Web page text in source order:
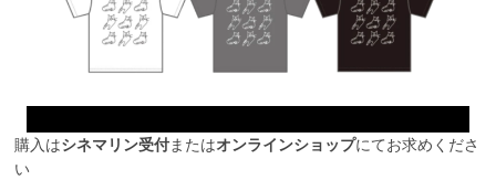
購入はシネマリン受付またはオンラインショップにてお求めくださ
い